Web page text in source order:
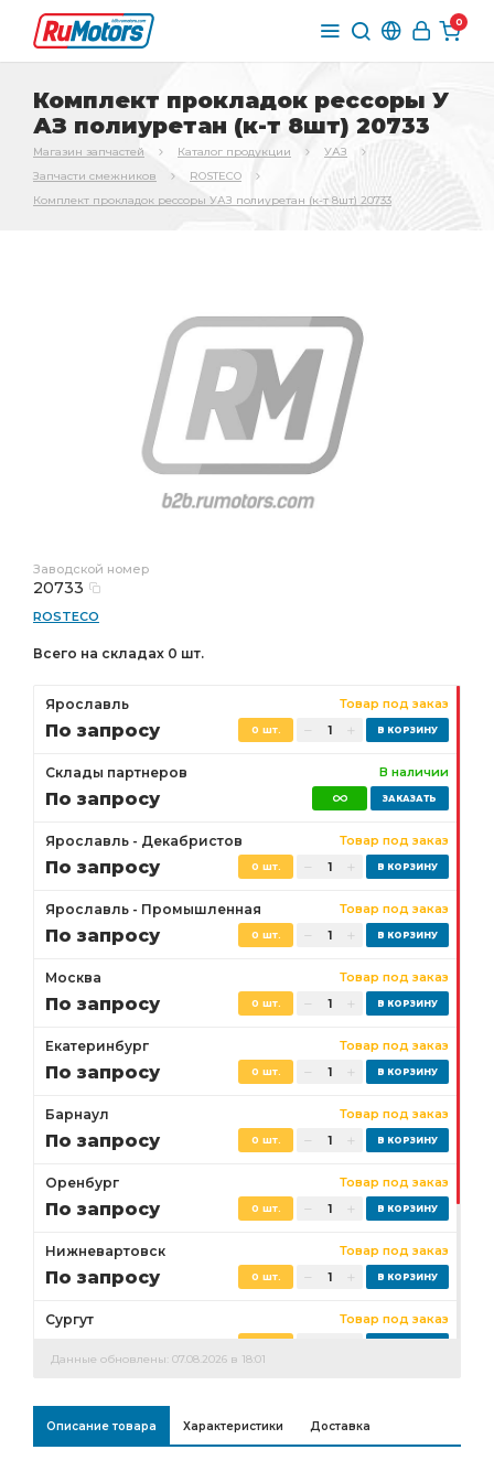
0
Комплект прокладок рессоры У
АЗ полиуретан (к-т 8шт) 20733
Магазин запчастей Каталог продукции
УАЗ
Запчасти смежников
ROSTECO
Комплект прокладок рессоры УАЗ полиуретан (к-т 8шт) 20733
Заводской номер
20733
ROSTECO
Всего на складах 0 шт.
Ярославль Товар под заказ
По запросу 0 шт.
Склады партнеров В наличии
По запросу
Ярославль - Декабристов Товар под заказ
По запросу 0 шт.
Ярославль - Промышленная Товар под заказ
По запросу 0 шт.
Москва Товар под заказ
По запросу 0 шт.
Екатеринбург Товар под заказ
По запросу 0 шт.
Барнаул Товар под заказ
По запросу 0 шт.
Оренбург Товар под заказ
По запросу 0 шт.
Нижневартовск Товар под заказ
По запросу 0 шт.
Сургут Товар под заказ
Данные обновлены: 07.08.2026 в 18:01
Описание товара Характеристики Доставка